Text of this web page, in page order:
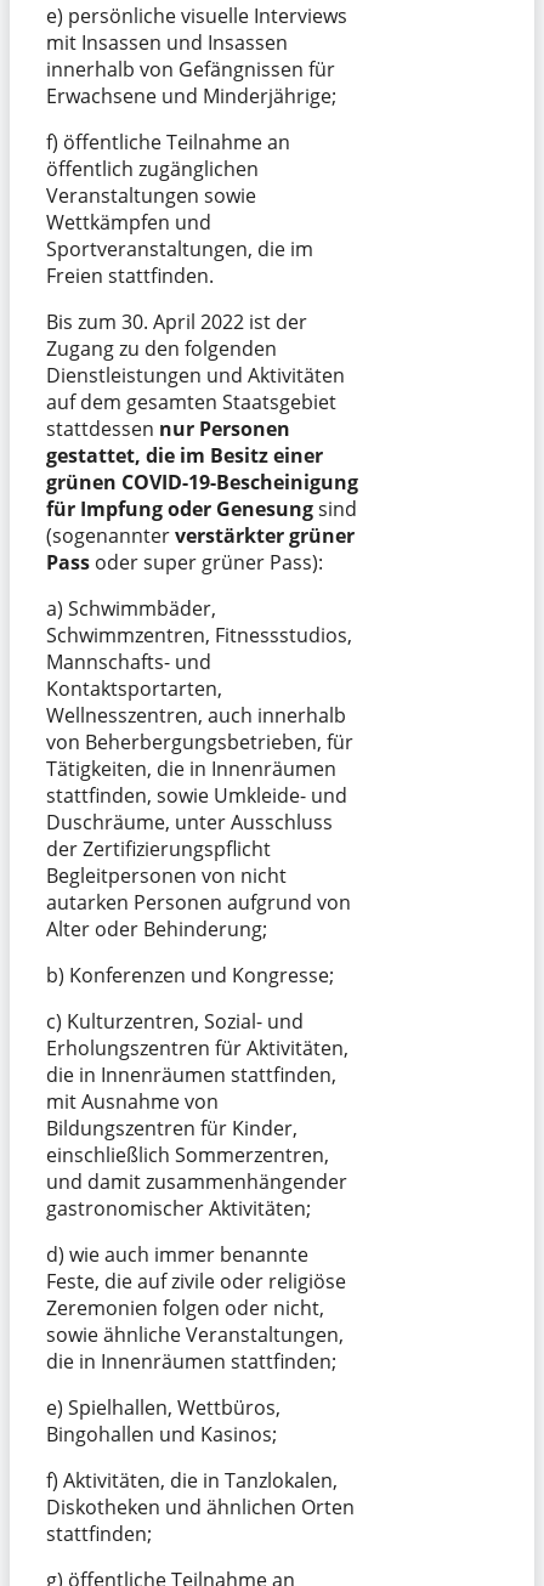
e) persönliche visuelle Interviews
mit Insassen und Insassen
innerhalb von Gefängnissen für
Erwachsene und Minderjährige;
f) öffentliche Teilnahme an
öffentlich zugänglichen
Veranstaltungen sowie
Wettkämpfen und
Sportveranstaltungen, die im
Freien stattfinden.
Bis zum 30. April 2022 ist der
Zugang zu den folgenden
Dienstleistungen und Aktivitäten
auf dem gesamten Staatsgebiet
stattdessen nur Personen
gestattet, die im Besitz einer
grünen COVID-19-Bescheinigung
für Impfung oder Genesungsind
(sogenannterverstärkter grüner
Pass oder super grüner Pass):
a) Schwimmbäder,
Schwimmzentren, Fitnessstudios,
Mannschafts- und
Kontaktsportarten,
Wellnesszentren, auch innerhalb
von Beherbergungsbetrieben, für
Tätigkeiten, die in Innenräumen
stattfinden, sowie Umkleide- und
Duschräume, unter Ausschluss
der Zertifizierungspflicht
Begleitpersonen von nicht
autarken Personen aufgrund von
Alter oder Behinderung;
b) Konferenzen und Kongresse;
c) Kulturzentren, Sozial- und
Erholungszentren für Aktivitäten,
die in Innenräumen stattfinden,
mit Ausnahme von
Bildungszentren für Kinder,
einschließlich Sommerzentren,
und damit zusammenhängender
gastronomischer Aktivitäten;
d) wie auch immer benannte
Feste, die auf zivile oder religiöse
Zeremonien folgen oder nicht,
sowie ähnliche Veranstaltungen,
die in Innenräumen stattfinden;
e) Spielhallen, Wettbüros,
Bingohallen und Kasinos;
f) Aktivitäten, die in Tanzlokalen,
Diskotheken und ähnlichen Orten
stattfinden;
g) öffentliche Teilnahme an